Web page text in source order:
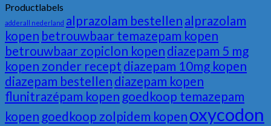
Productlabels
adderall nederland alprazolam bestellen alprazolam
kopen betrouwbaar temazepam kopen
betrouwbaar zopiclon kopen diazepam 5 mg
kopen zonder recept diazepam 10mg kopen
diazepam bestellen diazepam kopen
flunitrazépam kopen goedkoop temazepam
kopen goedkoop zolpidem kopen oxycodon